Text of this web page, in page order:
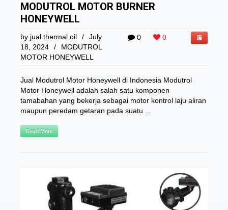
MODUTROL MOTOR BURNER
HONEYWELL
0 0
by jual thermal oil /
July
18, 2024
/
MODUTROL
MOTOR HONEYWELL
Jual Modutrol Motor Honeywell di Indonesia Modutrol
Motor Honeywell adalah salah satu komponen
tamabahan yang bekerja sebagai motor kontrol laju aliran
maupun peredam getaran pada suatu ...
Read More